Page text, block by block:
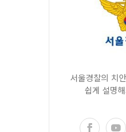
서울경찰의 치
쉽게 설명